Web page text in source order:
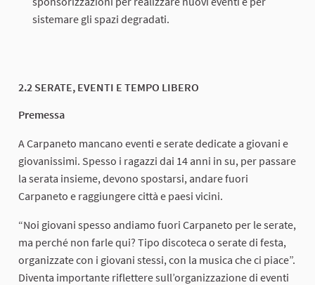
sistemare gli spazi degradati.
2.2 SERATE, EVENTI E TEMPO LIBERO
Premessa
A Carpaneto mancano eventi e serate dedicate a giovani e
giovanissimi. Spesso i ragazzi dai 14 anni in su, per passare
la serata insieme, devono spostarsi, andare fuori
Carpaneto e raggiungere città e paesi vicini.
“Noi giovani spesso andiamo fuori Carpaneto per le serate,
ma perché non farle qui? Tipo discoteca o serate di festa,
organizzate con i giovani stessi, con la musica che ci piace”.
Diventa importante riflettere sull’organizzazione di eventi